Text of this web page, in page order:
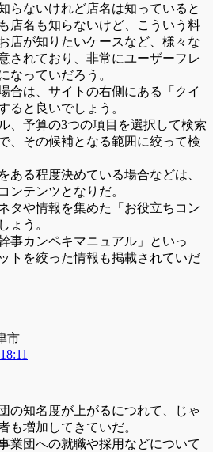
らないけれど店名は知っていると
店名も知らないけど、こういう料
店が知りたいケースなど、様々な
されており、非常にユーザーフレ
なっていだろう。
合は、サイトの右側にある「クイ
ると良いでしょう。
、予算の3つの項目を選択して検索
、その候補となる範囲に絞って検
ある程度決めている場合などは、
ンテンツとなりだ。
タや情報を集めた「お役立ちコン
ょう。
事カンペキマニュアル」といっ
トを絞った情報も掲載されていだ
市
の知名度が上がるにつれて、じゃ
も増加してきていだ。
業団への就職や採用などについて